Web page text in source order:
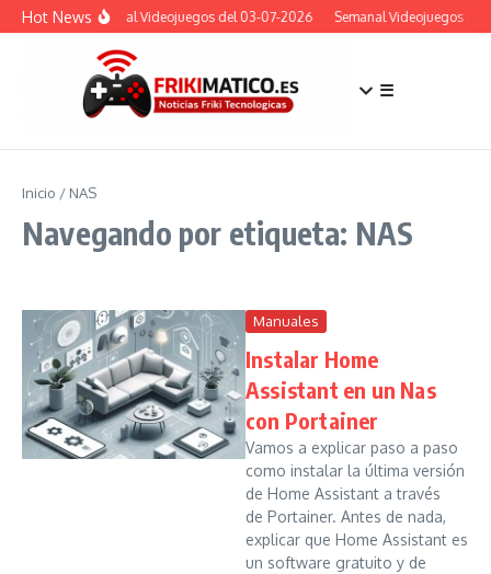
Saltar al contenido
Hot NewsSemanal Videojuegos del 03-07-2026 Semanal Videojuegos del
☰
Inicio / NAS
Navegando por etiqueta: NAS
Manuales
Instalar Home
Assistant en un Nas
con Portainer
Vamos a explicar paso a paso
como instalar la última versión
de Home Assistant a través
de Portainer. Antes de nada,
explicar que Home Assistant es
un software gratuito y de